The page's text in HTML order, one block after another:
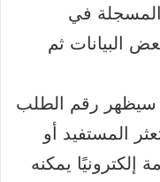
في
البيانات ثم
سيظهر رقم الطلب
المستفيد أو
إلكترونيًا يمكنه